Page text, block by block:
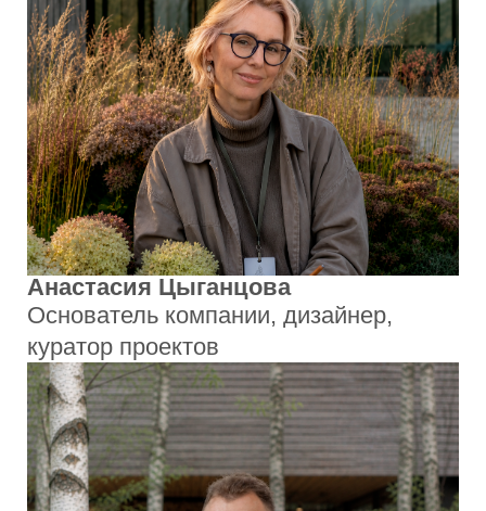
Анна Хасанова
Инженер садово-паркового хозяйства,
дендролог
Философия
Создаём сады, которые
соответствуют образу жизни